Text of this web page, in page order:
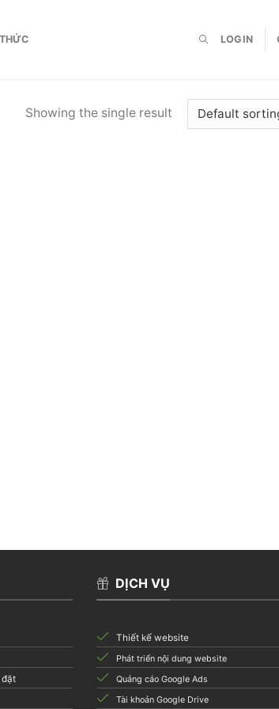
LOGIN
Showing the single result
đặt
DỊCH VỤ
Thiết kế website
Phát triển nội dung website
Quảng cáo Google Ads
Tài khoản Google Drive